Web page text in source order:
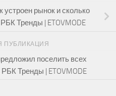
устроен рынок и сколько
Тренды | ETOVMODE
ПУБЛИКАЦИЯ
поселить всех
Тренды | ETOVMODE